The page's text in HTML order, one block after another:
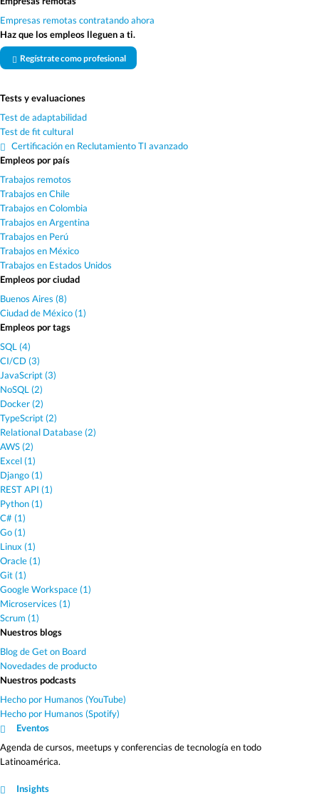
Empresas remotas contratando ahora
Haz que los empleos lleguen a ti.
Regístrate como profesional
Tests y evaluaciones
Test de adaptabilidad
Test de fit cultural
Certificación en Reclutamiento TI avanzado
Empleos por país
Trabajos remotos
Trabajos en Chile
Trabajos en Colombia
Trabajos en Argentina
Trabajos en Perú
Trabajos en México
Trabajos en Estados Unidos
Empleos por ciudad
Buenos Aires (8)
Ciudad de México (1)
Empleos por tags
SQL (4)
CI/CD (3)
JavaScript (3)
NoSQL (2)
Docker (2)
TypeScript (2)
Relational Database (2)
AWS (2)
Excel (1)
Django (1)
REST API (1)
Python (1)
C# (1)
Go (1)
Linux (1)
Oracle (1)
Git (1)
Google Workspace (1)
Microservices (1)
Scrum (1)
Nuestros blogs
Blog de Get on Board
Novedades de producto
Nuestros podcasts
Hecho por Humanos (YouTube)
Hecho por Humanos (Spotify)
Eventos
Agenda de cursos, meetups y conferencias de tecnología en todo
Latinoamérica.
Insights